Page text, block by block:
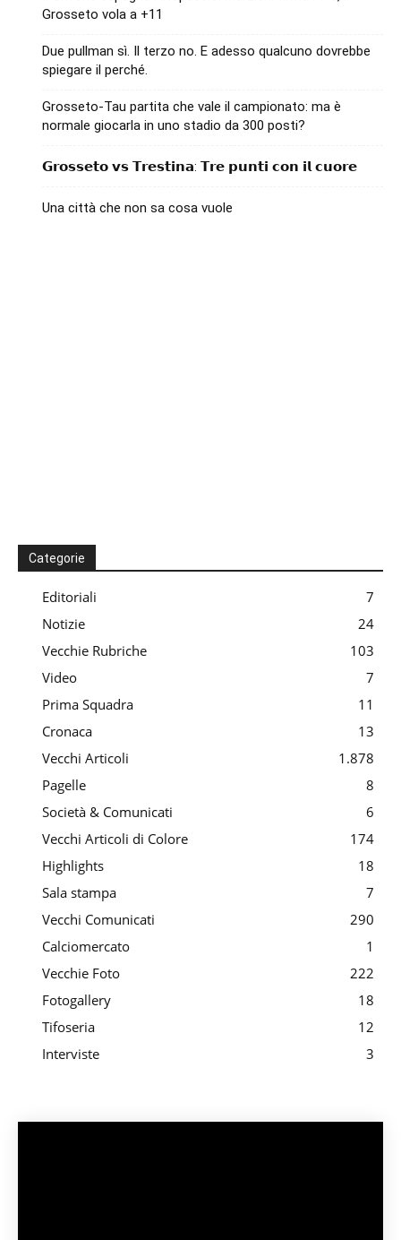
Grosseto vola a +11
Due pullman sì. Il terzo no. E adesso qualcuno dovrebbe
spiegare il perché.
Grosseto-Tau partita che vale il campionato: ma è
normale giocarla in uno stadio da 300 posti?
𝗚𝗿𝗼𝘀𝘀𝗲𝘁𝗼 𝘃𝘀 𝗧𝗿𝗲𝘀𝘁𝗶𝗻𝗮: 𝗧𝗿𝗲 𝗽𝘂𝗻𝘁𝗶 𝗰𝗼𝗻 𝗶𝗹 𝗰𝘂𝗼𝗿𝗲
Una città che non sa cosa vuole
Categorie
Editoriali
7
Notizie
24
Vecchie Rubriche
103
Video
7
Prima Squadra
11
Cronaca
13
Vecchi Articoli
1.878
Pagelle
8
Società & Comunicati
6
Vecchi Articoli di Colore
174
Highlights
18
Sala stampa
7
Vecchi Comunicati
290
Calciomercato
1
Vecchie Foto
222
Fotogallery
18
Tifoseria
12
Interviste
3